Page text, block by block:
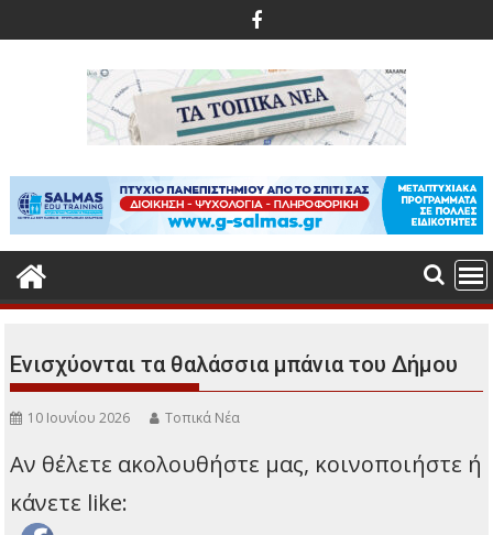
στο
περιεχόμενο
Ενισχύονται τα θαλάσσια μπάνια του Δήμου
10 Ιουνίου 2026 Τοπικά Νέα
Αν θέλετε ακολουθήστε μας, κοινοποιήστε ή
κάνετε like: